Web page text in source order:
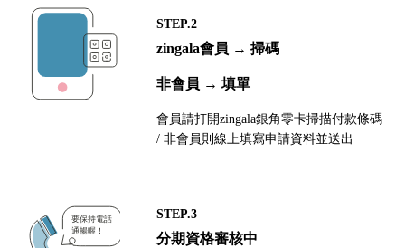
STEP.2
zingala會員 → 掃碼
非會員 → 填單
會員請打開zingala銀角零卡掃描付款條碼
/ 非會員則線上填寫申請資料並送出
STEP.3
分期資格審核中